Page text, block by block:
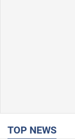
TOP NEWS